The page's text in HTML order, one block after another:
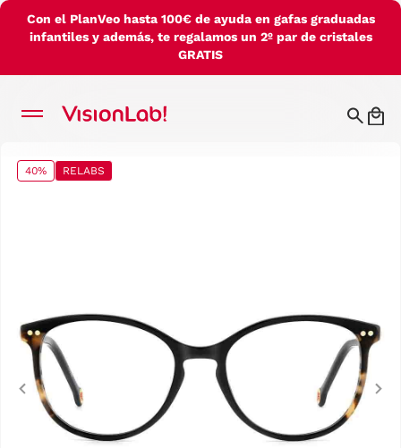
Con el PlanVeo hasta 100€ de ayuda en gafas graduadas
infantiles y además, te regalamos un 2º par de cristales
GRATIS
40% RELABS
Previous